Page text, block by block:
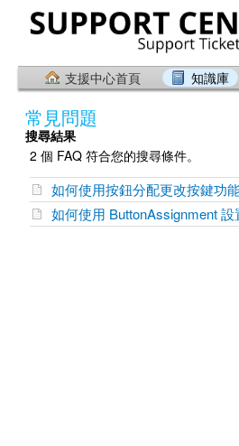
支援中心首頁 知識庫
常見問題
搜尋結果
2 個 FAQ 符合您的搜尋條件。
如何使用按鈕分配更改按鍵功
如何使用 ButtonAssignment 設